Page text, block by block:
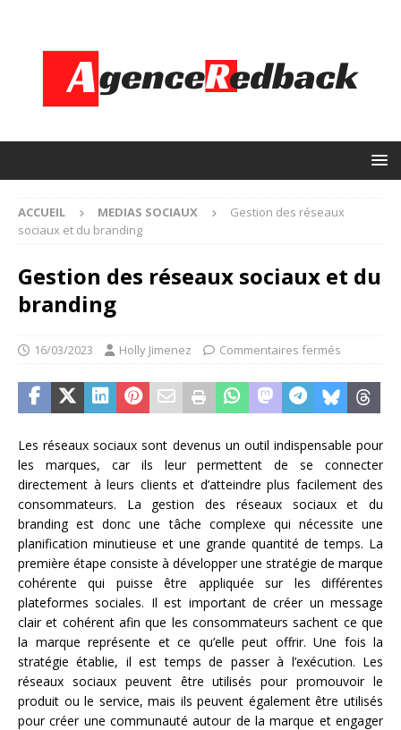
ACCUEIL MEDIAS SOCIAUX
Gestion des réseaux
sociaux et du branding
Gestion des réseaux sociaux et du
branding
16/03/2023 Holly Jimenez Commentaires fermés
Les réseaux sociaux sont devenus un outil indispensable pour
les marques, car ils leur permettent de se connecter
directement à leurs clients et d’atteindre plus facilement des
consommateurs. La gestion des réseaux sociaux et du
branding est donc une tâche complexe qui nécessite une
planification minutieuse et une grande quantité de temps. La
première étape consiste à développer une stratégie de marque
cohérente qui puisse être appliquée sur les différentes
plateformes sociales. Il est important de créer un message
clair et cohérent afin que les consommateurs sachent ce que
la marque représente et ce qu’elle peut offrir. Une fois la
stratégie établie, il est temps de passer à l’exécution. Les
réseaux sociaux peuvent être utilisés pour promouvoir le
produit ou le service, mais ils peuvent également être utilisés
pour créer une communauté autour de la marque et engager